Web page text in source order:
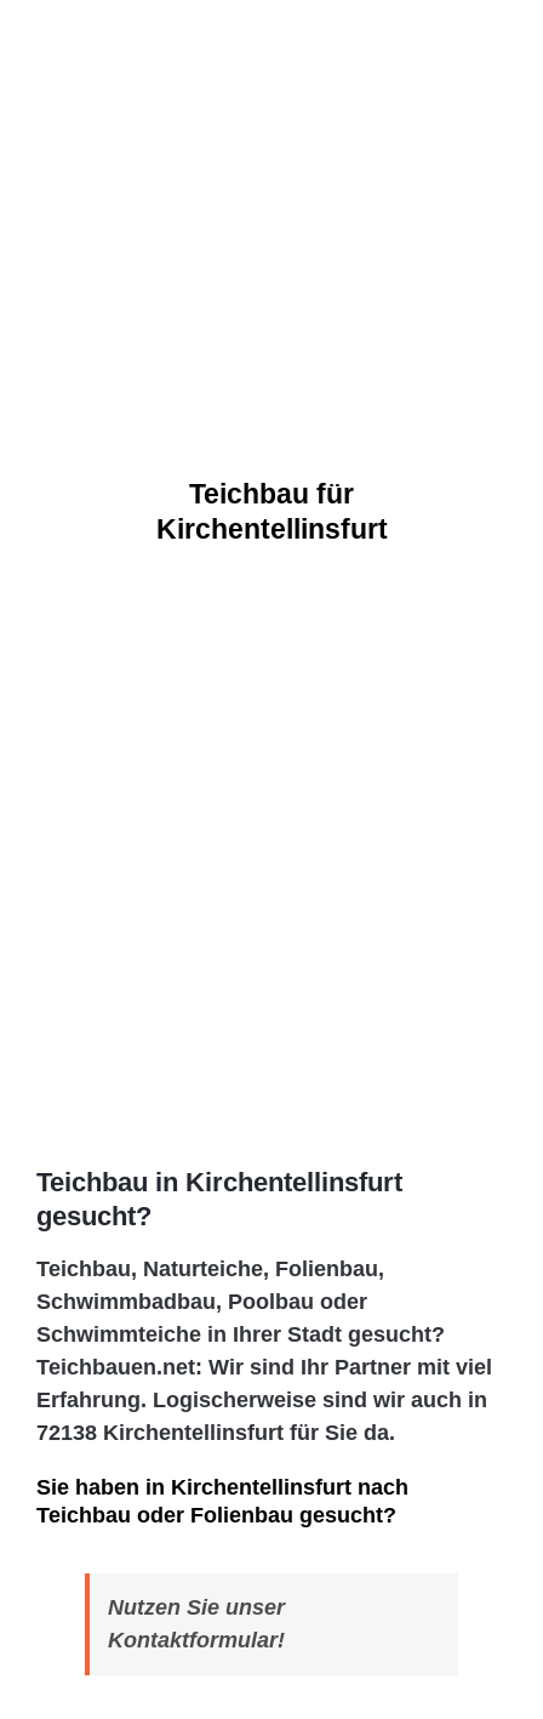
Teichbau für
Kirchentellinsfurt
Teichbau in Kirchentellinsfurt
gesucht?
Teichbau, Naturteiche, Folienbau,
Schwimmbadbau, Poolbau oder
Schwimmteiche in Ihrer Stadt gesucht?
Teichbauen.net: Wir sind Ihr Partner mit viel
Erfahrung. Logischerweise sind wir auch in
72138 Kirchentellinsfurt für Sie da.
Sie haben in Kirchentellinsfurt nach
Teichbau oder Folienbau gesucht?
Nutzen Sie unser
Kontaktformular!